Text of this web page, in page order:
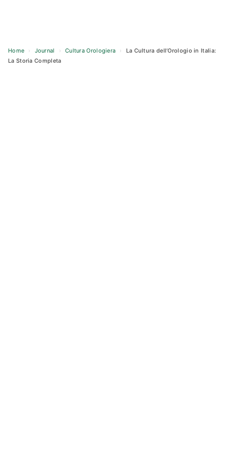
Home › Journal › Cultura Orologiera ›
La Cultura dell’Orologio in Italia:
La Storia Completa